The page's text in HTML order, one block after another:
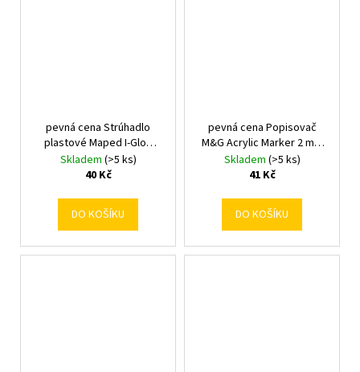
pevná cena Strúhadlo
plastové Maped I-Gloo
dvojité, so zásobníkom //
405.2142.00
Skladem (>5 ks)
40 Kč
DO KOŠÍKU
pevná cena Popisovač
M&G Acrylic Marker 2 mm
akrylový zlatý/216.6573.10
Skladem (>5 ks)
41 Kč
DO KOŠÍKU